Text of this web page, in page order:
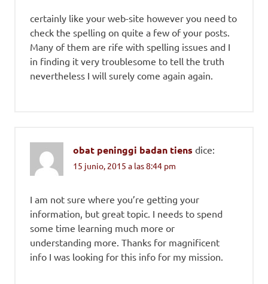
certainly like your web-site however you need to
check the spelling on quite a few of your posts.
Many of them are rife with spelling issues and I
in finding it very troublesome to tell the truth
nevertheless I will surely come again again.
obat peninggi badan tiens dice:
15 junio, 2015 a las 8:44 pm
I am not sure where you’re getting your
information, but great topic. I needs to spend
some time learning much more or
understanding more. Thanks for magnificent
info I was looking for this info for my mission.